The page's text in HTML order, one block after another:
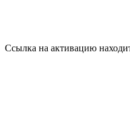
Ссылка на активацию